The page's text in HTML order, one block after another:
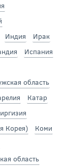
Индия
Ирак
Испания
область
Катар
Корея)
Коми
область